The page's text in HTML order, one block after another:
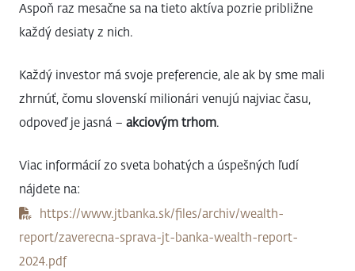
Aspoň raz mesačne sa na tieto aktíva pozrie približne
každý desiaty z nich.
Každý investor má svoje preferencie, ale ak by sme mali
zhrnúť, čomu slovenskí milionári venujú najviac času,
odpoveď je jasná – akciovým trhom.
Viac informácií zo sveta bohatých a úspešných ľudí
nájdete na:
https://www.jtbanka.sk/files/archiv/wealth-
report/zaverecna-sprava-jt-banka-wealth-report-
2024.pdf